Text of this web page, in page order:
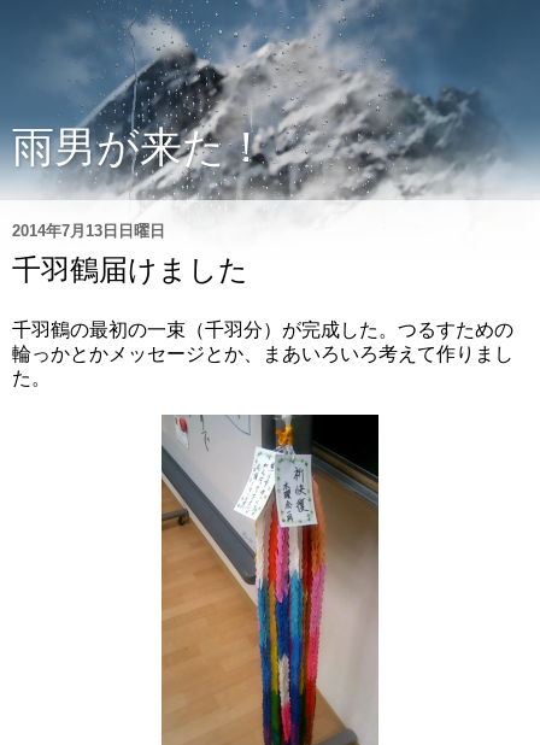
雨男が来た！
2014年7月13日日曜日
千羽鶴届けました
千羽鶴の最初の一束（千羽分）が完成した。つるすための
輪っかとかメッセージとか、まあいろいろ考えて作りまし
た。